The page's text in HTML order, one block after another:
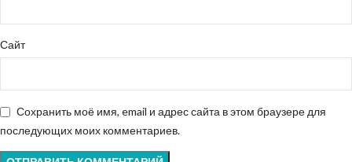
Сайт
Сохранить моё имя, email и адрес сайта в этом браузере для
последующих моих комментариев.